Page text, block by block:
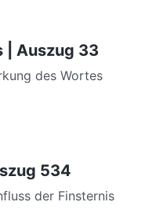
| Auszug 33
des Wortes
534
der Finsternis